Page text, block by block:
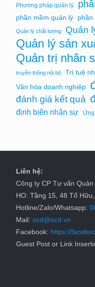
Phương pháp quản lý
phần mềm quản lý phần
Quản lý chất lượng Quản
Quản lý sản
Quản trị nhân
truyền thông nội bộ Trí tuệ
Văn hóa doanh nghiệp
đánh giá kết quả
định biên nhân sự Ứng
Liên hệ:
Công ty CP Tư vấn Quản
HO: Tầng 15, 48 Tố
Hotline/Zalo/Whatsapp:
Mail: ocd@ocd.vn
Facebook: https://
Guest Post or Link